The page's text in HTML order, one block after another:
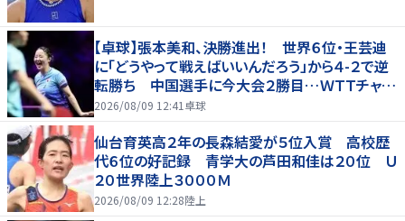
【卓球】張本美和、決勝進出！ 世界６位・王芸迪
に「どうやって戦えばいいんだろう」から４-２で逆
転勝ち 中国選手に今大会２勝目…ＷＴＴチャン
ピオンズ横浜
2026/08/09 12:41 卓球
仙台育英高２年の長森結愛が５位入賞 高校歴
代６位の好記録 青学大の芦田和佳は２０位 Ｕ
２０世界陸上３０００Ｍ
2026/08/09 12:28陸上